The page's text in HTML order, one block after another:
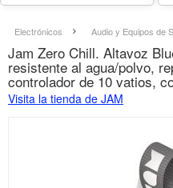
Electrónicos Audio y Equipos de
Jam Zero Chill. Altavoz
resistente al agua/polvo,
controlador de 10 vatios,
Visita la tienda de JAM